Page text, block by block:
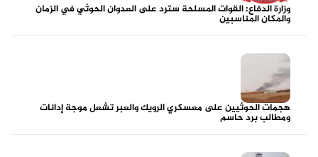
وزارة الدفاع: القوات المسلحة سترد على العدوان الحوثي في الزمان
والمكان المناسبين
هجمات الحوثيين على معسكري الرويك والعبر تشعل موجة إدانات
ومطالب برد حاسم